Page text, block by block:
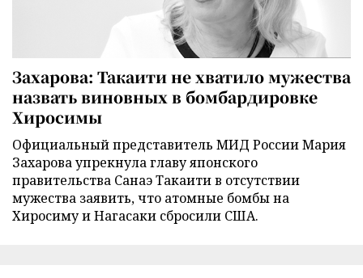
Захарова: Такаити не хватило мужества
назвать виновных в бомбардировке
Хиросимы
Официальный представитель МИД России Мария
Захарова упрекнула главу японского
правительства Санаэ Такаити в отсутствии
мужества заявить, что атомные бомбы на
Хиросиму и Нагасаки сбросили США.